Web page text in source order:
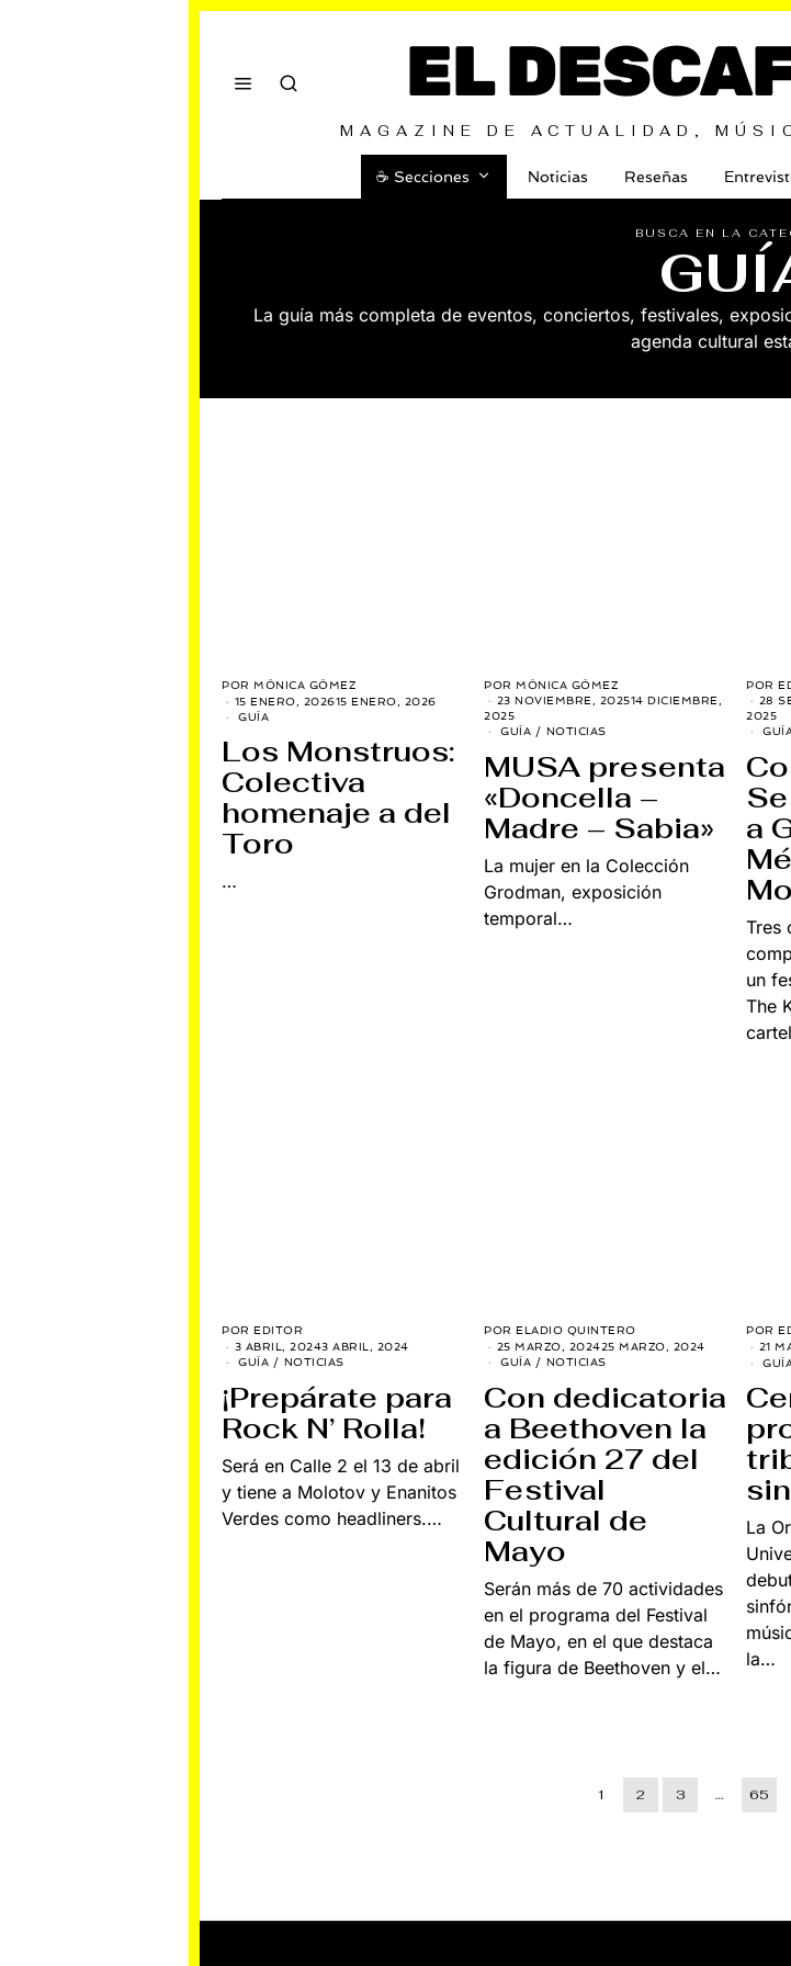
EL
MAGAZINE DE ACTUALIDAD,
☕️ Secciones Noticias Reseñas
BUSCA EN LA
La guía más completa de eventos, conciertos, festivales,
agenda cultural
POR MÓNICA GÓMEZ
15 ENERO, 202615 ENERO, 2026
GUÍA
Los Monstruos:
Colectiva
homenaje a del
Toro
…
POR MÓNICA GÓMEZ
23 NOVIEMBRE, 202514 DICIEMBRE,
2025
GUÍA / NOTICIAS
MUSA presenta
«Doncella –
Madre – Sabia»
La mujer en la Colección
Grodman, exposición
temporal…
POR
28
2025
a
Tres
un
The
POR EDITOR
3 ABRIL, 20243 ABRIL, 2024
GUÍA / NOTICIAS
¡Prepárate para
Rock N’ Rolla!
Será en Calle 2 el 13 de abril
y tiene a Molotov y Enanitos
Verdes como headliners.…
POR ELADIO QUINTERO
25 MARZO, 202425 MARZO, 2024
GUÍA / NOTICIAS
Con dedicatoria
a Beethoven la
edición 27 del
Festival
Cultural de
Mayo
Serán más de 70 actividades
en el programa del Festival
de Mayo, en el que destaca
la figura de Beethoven y el…
POR
21
La
la…
1 2 3 … 65